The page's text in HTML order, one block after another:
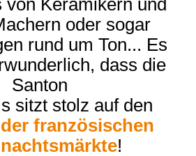
von Keramikern und
oder sogar
rund um Ton... Es
dass die
Santon
sitzt stolz auf den
französischen
!